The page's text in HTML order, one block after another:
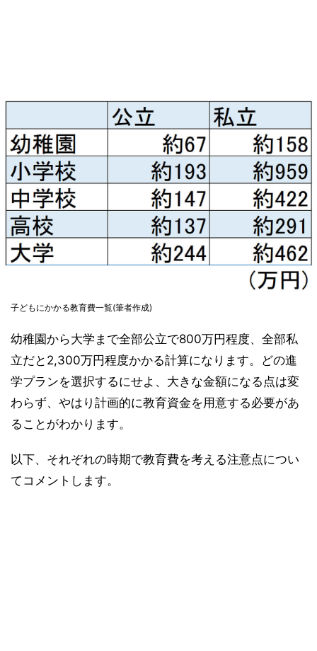
子どもにかかる教育費一覧(筆者作成)
幼稚園から大学まで全部公立で800万円程度、全部私
立だと2,300万円程度かかる計算になります。どの進
学プランを選択するにせよ、大きな金額になる点は変
わらず、やはり計画的に教育資金を用意する必要があ
ることがわかります。
以下、それぞれの時期で教育費を考える注意点につい
てコメントします。